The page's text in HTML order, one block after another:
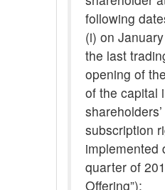
following
(i) on
the last
opening of
of the capital
subscription
implemented
quarter of
Offering”);